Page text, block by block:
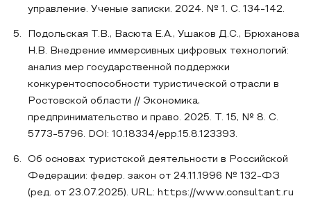
управление. Ученые записки. 2024. № 1. С. 134-142.
Подольская Т.В., Васюта Е.А., Ушаков Д.С., Брюханова
Н.В. Внедрение иммерсивных цифровых технологий:
анализ мер государственной поддержки
конкурентоспособности туристической отрасли в
Ростовской области // Экономика,
предпринимательство и право. 2025. Т. 15, № 8. С.
5773-5796. DOI: 10.18334/epp.15.8.123393.
Об основах туристской деятельности в Российской
Федерации: федер. закон от 24.11.1996 № 132-ФЗ
(ред. от 23.07.2025). URL: https://www.consultant.ru